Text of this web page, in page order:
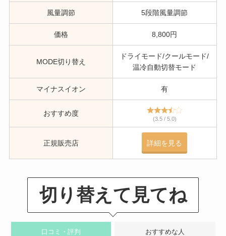
風量調節 5段階風量調節
価格 8,800円
MODE切り替え
ドライモード/クールモード/
温冷自動切替モード
マイナスイオン 有
おすすめ度
(3.5 / 5.0)
正規販売店 詳細を見る
切り替えて見てね
口コミ・評判 おすすめな人